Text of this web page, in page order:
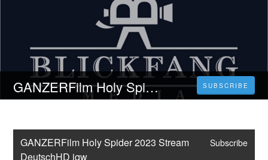
GANZERFilm Holy Spider 2023 Stream DeutschHD iqw SUBSCRIBE
GANZERFilm Holy Spider 2023 Stream
DeutschHD iqw
Subscribe